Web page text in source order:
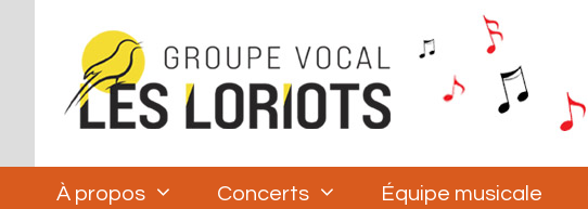
À propos Concerts Équipe musicale